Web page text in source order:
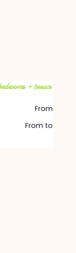
+ terrace
From
From to